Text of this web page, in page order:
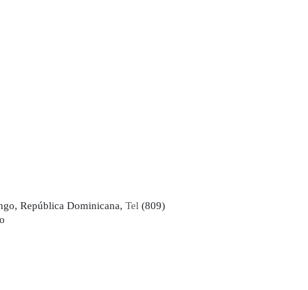
República Dominicana, Tel (809)